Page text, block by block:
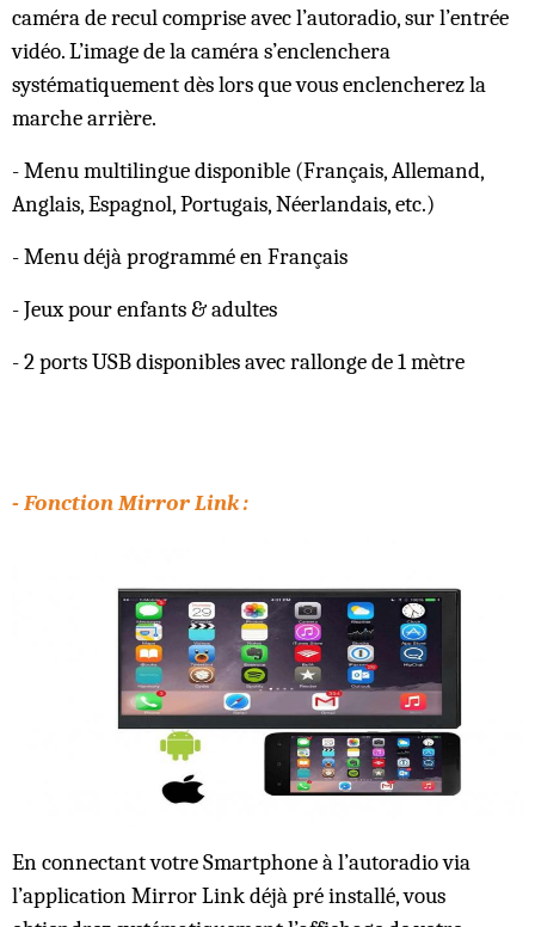
caméra de recul comprise avec l’autoradio, sur l’entrée
vidéo. L’image de la caméra s’enclenchera
systématiquement dès lors que vous enclencherez la
marche arrière.
- Menu multilingue disponible (Français, Allemand,
Anglais, Espagnol, Portugais, Néerlandais, etc.)
- Menu déjà programmé en Français
- Jeux pour enfants & adultes
- 2 ports USB disponibles avec rallonge de 1 mètre
- Fonction Mirror Link :
En connectant votre Smartphone à l’autoradio via
l’application Mirror Link déjà pré installé, vous